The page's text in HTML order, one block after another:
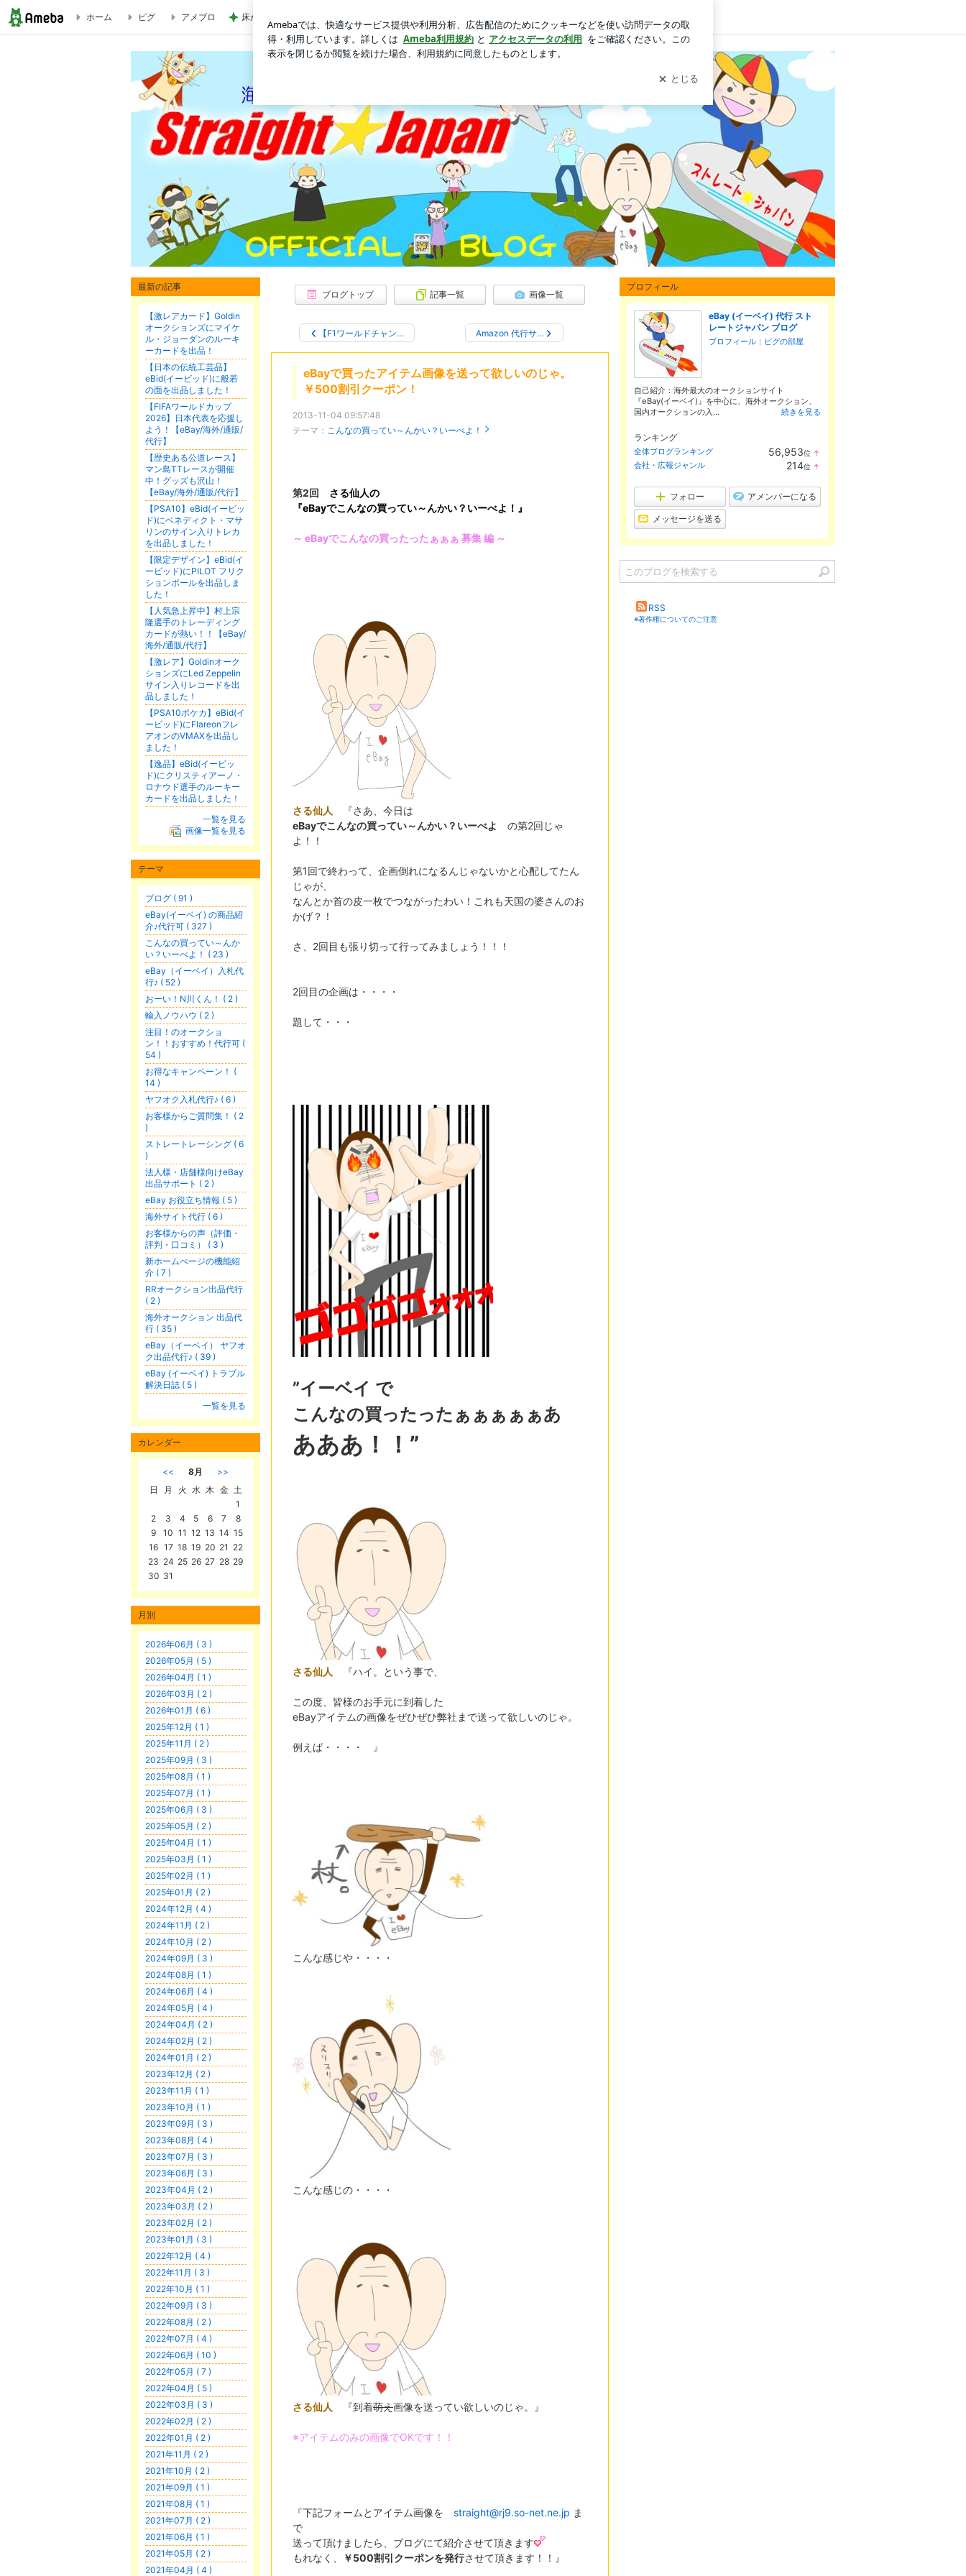
eBayで買ったアイテム画像を送って欲しいのじゃ。￥500割引クーポン！ | eBay （イーベイ） 代行 ストレートジャパン オフィシャルブログ
ホーム ピグ アメブロ 床が汚くなる猫の可愛いしぐさ ログイン
海外オークション代行のストレートジャパンのブログです。
さる吉やさる仙人をはじめとする愉快な仲間達が、楽しいオークションライフのコツやオークションの楽しさを伝授するブログです。Let's eBay!!
ブログトップ 記事一覧 画像一覧
【F1ワールドチャン… Amazon 代行サ…
eBayで買ったアイテム画像を送って欲しいのじゃ。
￥500割引クーポン！
2013-11-04 09:57:48
テーマ： こんなの買ってい～んかい？いーべよ！
第2回 さる仙人の
『eBayでこんなの買ってい～んかい？いーべよ！』
～ eBayでこんなの買ったったぁぁぁ 募集 編 ～
さる仙人
『さあ、今日は
eBayでこんなの買ってい～んかい？いーべよ の第2回じゃ
よ！！
第1回で終わって、企画倒れになるんじゃないかと心配してたん
じゃが、
なんとか首の皮一枚でつながったわい！これも天国の婆さんのお
かげ？！
さ、2回目も張り切って行ってみましょう！！！
2回目の企画は・・・・
題して・・・
”イーベイ で
こんなの買ったったぁぁぁ ぁぁあ
あああ！！”
さる仙人 『ハイ。という事で、
この度、皆様のお手元に到着した
eBayアイテムの画像をぜひぜひ弊社まで送って欲しいのじゃ。
例えば・・・・ 』
こんな感じや・・・・
こんな感じの・・・・
さる仙人 『到着萌え画像を送ってい欲しいのじゃ。』
※アイテムのみの画像でOKです！！
『下記フォームとアイテム画像を straight@rj9.so-net.ne.jp ま
で
送って頂けましたら、ブログにて紹介させて頂きます
もれなく、
￥500割引クーポンを発行させて頂きます！！』
プロフィール
eBay (イーベイ) 代行 スト
レートジャパン ブログ
プロフィール ｜ ピグの部屋
自己紹介：海外最大のオークションサイト
『eBay(イーベイ)』を中心に、海外オークション、
国内オークションの入...
続きを見る
ランキング
全体ブログランキング 56,953位 ↑
ン
会社・広報ジャンル 214位 ↑
フォロー アメンバーになる
メッセージを送る
RSS
※著作権についてのご注意
最新の記事
【激レアカード】Goldin
オークションズにマイケ
ル・ジョーダンのルーキ
ーカードを出品！
【日本の伝統工芸品】
eBid(イービッド)に般若
の面を出品しました！
【FIFAワールドカップ
2026】日本代表を応援し
よう！【eBay/海外/通販/
代行】
【歴史ある公道レース】
マン島TTレースが開催
中！グッズも沢山！
【eBay/海外/通販/代行】
【PSA10】eBid(イービッ
ド)にベネディクト・マサ
リンのサイン入りトレカ
を出品しました！
【限定デザイン】eBid(イ
ービッド)にPILOT フリク
ションボールを出品しま
した！
【人気急上昇中】村上宗
隆選手のトレーディング
カードが熱い！！【eBay/
海外/通販/代行】
【激レア】Goldinオーク
ションズにLed Zeppelin
サイン入りレコードを出
品しました！
【PSA10ポケカ】eBid(イ
ービッド)にFlareonフレ
アオンのVMAXを出品し
ました！
【逸品】eBid(イービッ
ド)にクリスティアーノ・
ロナウド選手のルーキー
カードを出品しました！
一覧を見る
画像一覧を見る
テーマ
ブログ ( 91 )
eBay(イーベイ) の商品紹
介♪代行可 ( 327 )
こんなの買ってい～んか
い？いーべよ！ ( 23 )
eBay（イーベイ）入札代
行♪ ( 52 )
おーい！N川くん！ ( 2 )
輸入ノウハウ ( 2 )
注目！のオークショ
ン！！おすすめ！代行可 (
54 )
お得なキャンペーン！ (
14 )
ヤフオク入札代行♪ ( 6 )
お客様からご質問集！ ( 2
)
ストレートレーシング ( 6
)
法人様・店舗様向けeBay
出品サポート ( 2 )
eBay お役立ち情報 ( 5 )
海外サイト代行 ( 6 )
お客様からの声（評価・
評判・口コミ） ( 3 )
新ホームぺージの機能紹
介 ( 7 )
RRオークション出品代行
( 2 )
海外オークション 出品代
行 ( 35 )
eBay（イーベイ） ヤフオ
ク出品代行♪ ( 39 )
eBay (イーベイ) トラブル
解決日誌 ( 5 )
一覧を見る
カレンダー
<< 8月
>>
日
月 火 水 木 金 土
1
2
3 4 5 6 7
8
9
10 11 12 13 14 15
16 17 18 19 20 21 22
23 24 25 26 27 28 29
30 31
月別
2026年06月 ( 3 )
2026年05月 ( 5 )
2026年04月 ( 1 )
2026年03月 ( 2 )
2026年01月 ( 6 )
2025年12月 ( 1 )
2025年11月 ( 2 )
2025年09月 ( 3 )
2025年08月 ( 1 )
2025年07月 ( 1 )
2025年06月 ( 3 )
2025年05月 ( 2 )
2025年04月 ( 1 )
2025年03月 ( 1 )
2025年02月 ( 1 )
2025年01月 ( 2 )
2024年12月 ( 4 )
2024年11月 ( 2 )
2024年10月 ( 2 )
2024年09月 ( 3 )
2024年08月 ( 1 )
2024年06月 ( 4 )
2024年05月 ( 4 )
2024年04月 ( 2 )
2024年02月 ( 2 )
2024年01月 ( 2 )
2023年12月 ( 2 )
2023年11月 ( 1 )
2023年10月 ( 1 )
2023年09月 ( 3 )
2023年08月 ( 4 )
2023年07月 ( 3 )
2023年06月 ( 3 )
2023年04月 ( 2 )
2023年03月 ( 2 )
2023年02月 ( 2 )
2023年01月 ( 3 )
2022年12月 ( 4 )
2022年11月 ( 3 )
2022年10月 ( 1 )
2022年09月 ( 3 )
2022年08月 ( 2 )
2022年07月 ( 4 )
2022年06月 ( 10 )
2022年05月 ( 7 )
2022年04月 ( 5 )
2022年03月 ( 3 )
2022年02月 ( 2 )
2022年01月 ( 2 )
2021年11月 ( 2 )
2021年10月 ( 2 )
2021年09月 ( 1 )
2021年08月 ( 1 )
2021年07月 ( 2 )
2021年06月 ( 1 )
2021年05月 ( 2 )
2021年04月 ( 4 )